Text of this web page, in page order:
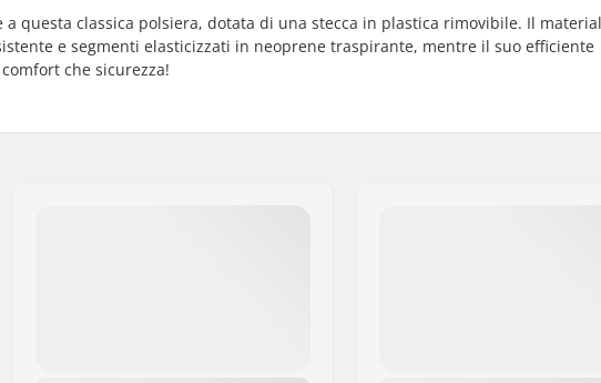
questa classica polsiera, dotata di una stecca in plastica rimovibile. Il
e segmenti elasticizzati in neoprene traspirante, mentre il suo efficiente
che sicurezza!